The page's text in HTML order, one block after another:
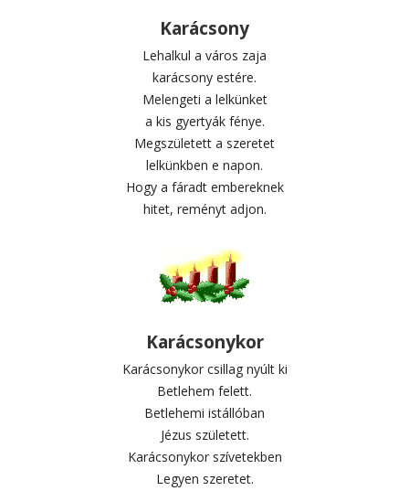
Karácsony
Lehalkul a város zaja
karácsony estére.
Melengeti a lelkünket
a kis gyertyák fénye.
Megszületett a szeretet
lelkünkben e napon.
Hogy a fáradt embereknek
hitet, reményt adjon.
Karácsonykor
Karácsonykor csillag nyúlt ki
Betlehem felett.
Betlehemi istállóban
Jézus született.
Karácsonykor szívetekben
Legyen szeretet.